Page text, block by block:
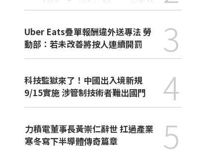
Uber Eats疊單報酬違外送專法 勞
動部：若未改善將按人連續開罰
3
科技監獄來了！中國出入境新規
9/15實施 涉管制技術者難出國門
4
力積電董事長黃崇仁辭世 扛過產業
寒冬寫下半導體傳奇篇章
5